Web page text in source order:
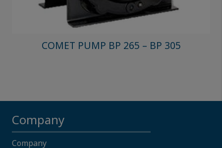
COMET PUMP BP 265 – BP 305
Company
Company